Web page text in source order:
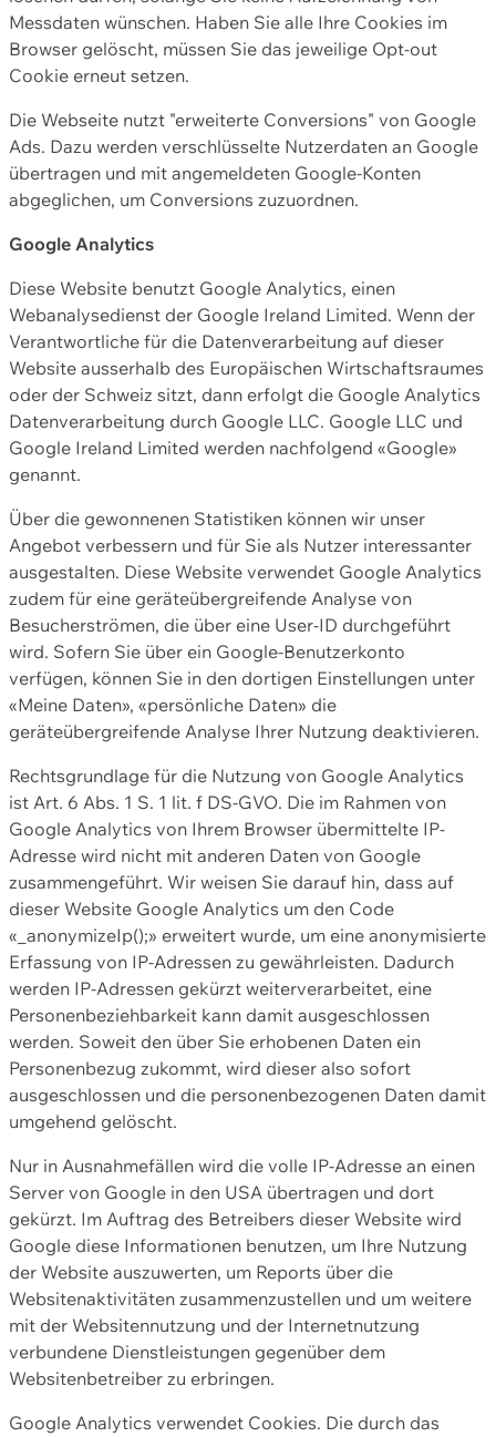
Messdaten wünschen. Haben Sie alle Ihre Cookies im
Browser gelöscht, müssen Sie das jeweilige Opt-out
Cookie erneut setzen.
Die Webseite nutzt "erweiterte Conversions" von Google
Ads. Dazu werden verschlüsselte Nutzerdaten an Google
übertragen und mit angemeldeten Google-Konten
abgeglichen, um Conversions zuzuordnen.
Google Analytics
Diese Website benutzt Google Analytics, einen
Webanalysedienst der Google Ireland Limited. Wenn der
Verantwortliche für die Datenverarbeitung auf dieser
Website ausserhalb des Europäischen Wirtschaftsraumes
oder der Schweiz sitzt, dann erfolgt die Google Analytics
Datenverarbeitung durch Google LLC. Google LLC und
Google Ireland Limited werden nachfolgend «Google»
genannt.
Über die gewonnenen Statistiken können wir unser
Angebot verbessern und für Sie als Nutzer interessanter
ausgestalten. Diese Website verwendet Google Analytics
zudem für eine geräteübergreifende Analyse von
Besucherströmen, die über eine User-ID durchgeführt
wird. Sofern Sie über ein Google-Benutzerkonto
verfügen, können Sie in den dortigen Einstellungen unter
«Meine Daten», «persönliche Daten» die
geräteübergreifende Analyse Ihrer Nutzung deaktivieren.
Rechtsgrundlage für die Nutzung von Google Analytics
ist Art. 6 Abs. 1 S. 1 lit. f DS-GVO. Die im Rahmen von
Google Analytics von Ihrem Browser übermittelte IP-
Adresse wird nicht mit anderen Daten von Google
zusammengeführt. Wir weisen Sie darauf hin, dass auf
dieser Website Google Analytics um den Code
«_anonymizeIp();» erweitert wurde, um eine anonymisierte
Erfassung von IP-Adressen zu gewährleisten. Dadurch
werden IP-Adressen gekürzt weiterverarbeitet, eine
Personenbeziehbarkeit kann damit ausgeschlossen
werden. Soweit den über Sie erhobenen Daten ein
Personenbezug zukommt, wird dieser also sofort
ausgeschlossen und die personenbezogenen Daten damit
umgehend gelöscht.
Nur in Ausnahmefällen wird die volle IP-Adresse an einen
Server von Google in den USA übertragen und dort
gekürzt. Im Auftrag des Betreibers dieser Website wird
Google diese Informationen benutzen, um Ihre Nutzung
der Website auszuwerten, um Reports über die
Websitenaktivitäten zusammenzustellen und um weitere
mit der Websitennutzung und der Internetnutzung
verbundene Dienstleistungen gegenüber dem
Websitenbetreiber zu erbringen.
Google Analytics verwendet Cookies. Die durch das